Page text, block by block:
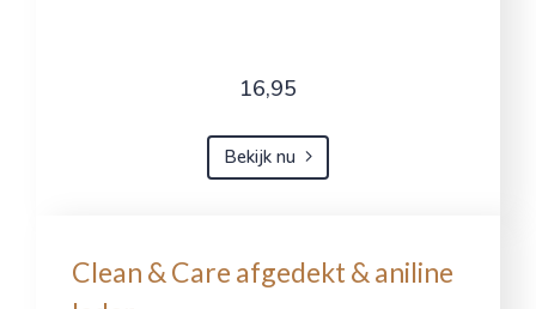
16,95
Bekijk nu
Clean & Care afgedekt & aniline